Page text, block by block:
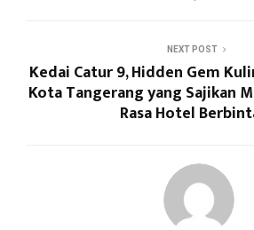
NEXT POST
Kedai Catur 9, Hidden Gem
Kota Tangerang yang Sajikan
Rasa Hotel